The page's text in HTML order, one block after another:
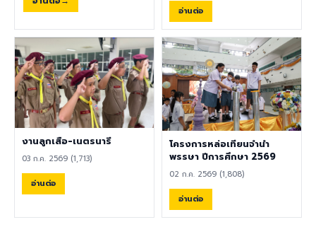
เพราะความคิดเห็นของท่านคือ
เสียงสำคัญของการพัฒนา
โรงเรียนอย่างยั่งยืน 8
สิงหาคม 2569
Speaker) หรือหากไม่ใช่เจ้าของ
ภาษา ต้องมีผลการทดสอบ
ภาษาอังกฤษ TOEIC ไม่ต่ำกว่า
785 คะแนน หากมีประสบการณ์
ด้านการจัดการเรียนการสอนจะ
ได้รับการพิจารณาเป็นพิเศษ
เอกสารประกอบการสมัครและ
การติดต่อ ผู้สนใจสามารถส่ง
ประวัติส่วนตัว (CV), สำเนา
หนังสือเดินทาง (Passport),
สำเนาใบปริญญาบัตร, เอกสาร
ทั้งวิดีโอแนะนำตัวสั้น ๆ (Short
Introduction Video) ได้ที่
อีเมล hr@satit.buu.ac.th
อ่านต่อ
งานลูกเสือ-เนตรนารี
03 ก.ค. 2569 (1,713)
อ่านต่อ
โครงการหล่อเทียนจำนำ
พรรษา ปีการศึกษา 2569
02 ก.ค. 2569 (1,808)
อ่านต่อ